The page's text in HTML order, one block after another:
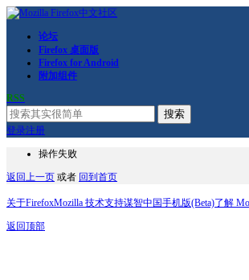
论坛
Firefox 桌面版
Firefox for Android
附加组件
RSS
搜索
登录注册
操作失败
返回上一页 或者 回到首页
关于FirefoxMozilla 技术支持谋智中国手机版(Beta)了解
返回顶部